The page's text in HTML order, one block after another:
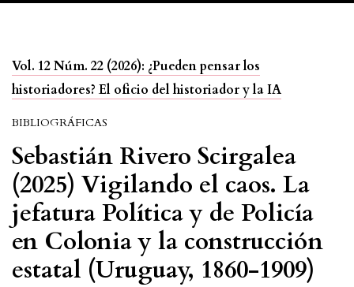
Vol. 12 Núm. 22 (2026): ¿Pueden pensar los
historiadores? El oficio del historiador y la IA
BIBLIOGRÁFICAS
Sebastián Rivero Scirgalea
(2025) Vigilando el caos. La
jefatura Política y de Policía
en Colonia y la construcción
estatal (Uruguay, 1860-1909)